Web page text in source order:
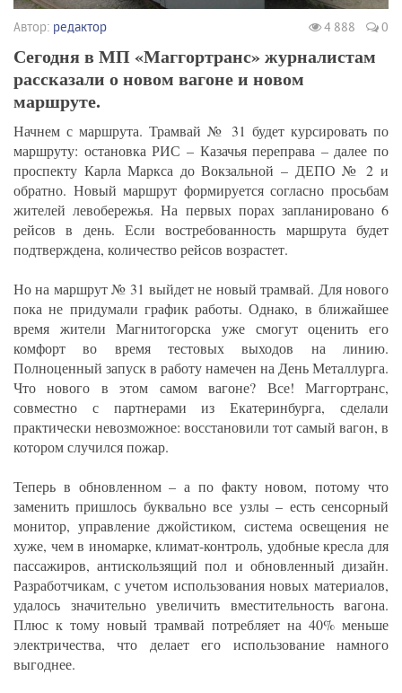
Автор: редактор 4 888 0
Сегодня в МП «Маггортранс» журналистам
рассказали о новом вагоне и новом
маршруте.
Начнем с маршрута. Трамвай № 31 будет курсировать по
маршруту: остановка РИС – Казачья переправа – далее по
проспекту Карла Маркса до Вокзальной – ДЕПО № 2 и
обратно. Новый маршрут формируется согласно просьбам
жителей левобережья. На первых порах запланировано 6
рейсов в день. Если востребованность маршрута будет
подтверждена, количество рейсов возрастет.
Но на маршрут № 31 выйдет не новый трамвай. Для нового
пока не придумали график работы. Однако, в ближайшее
время жители Магнитогорска уже смогут оценить его
комфорт во время тестовых выходов на линию.
Полноценный запуск в работу намечен на День Металлурга.
Что нового в этом самом вагоне? Все! Маггортранс,
совместно с партнерами из Екатеринбурга, сделали
практически невозможное: восстановили тот самый вагон, в
котором случился пожар.
Теперь в обновленном – а по факту новом, потому что
заменить пришлось буквально все узлы – есть сенсорный
монитор, управление джойстиком, система освещения не
хуже, чем в иномарке, климат-контроль, удобные кресла для
пассажиров, антискользящий пол и обновленный дизайн.
Разработчикам, с учетом использования новых материалов,
удалось значительно увеличить вместительность вагона.
Плюс к тому новый трамвай потребляет на 40% меньше
электричества, что делает его использование намного
выгоднее.